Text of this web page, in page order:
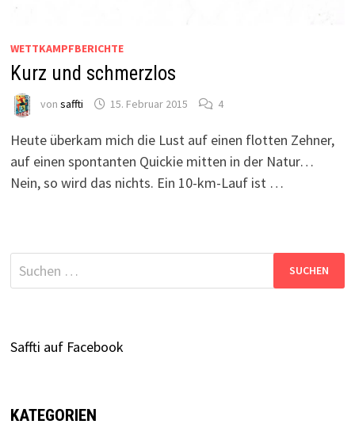
WETTKAMPFBERICHTE
Kurz und schmerzlos
von saffti 15. Februar 2015 4
Heute überkam mich die Lust auf einen flotten Zehner,
auf einen spontanten Quickie mitten in der Natur…
Nein, so wird das nichts. Ein 10-km-Lauf ist …
Suchen
nach:
Saffti auf Facebook
KATEGORIEN